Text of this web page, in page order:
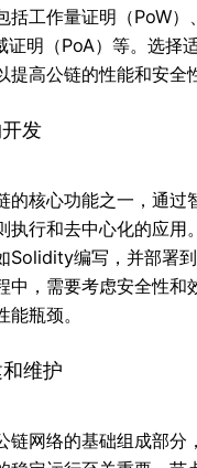
括工作量证明（PoW）
证明（PoA）等。选择
提高公链的性能和安全
发
的核心功能之一，通过
执行和去中心化的应用
Solidity编写，并部署
中，需要考虑安全性和
瓶颈。
维护
链网络的基础组成部分